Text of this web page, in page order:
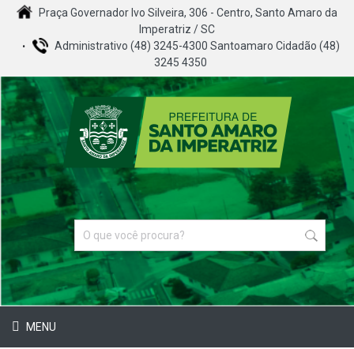
Praça Governador Ivo Silveira, 306 - Centro, Santo Amaro da
Imperatriz / SC
Administrativo (48) 3245-4300 Santoamaro Cidadão (48)
3245 4350
MENU